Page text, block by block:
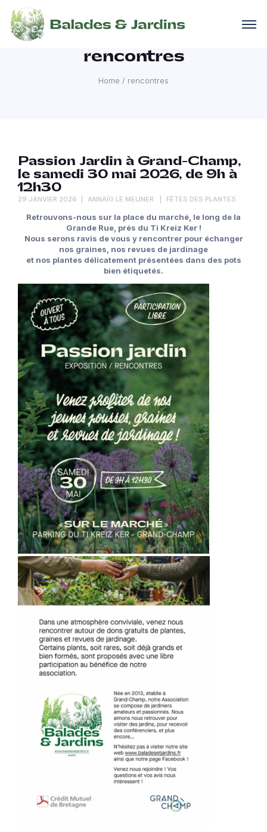
rencontres
Home / rencontres
Passion Jardin à Grand-Champ,
le samedi 30 mai 2026, de 9h à
12h30
29 JANVIER 2026 ANNAÏG LE MELINER FÊTES DES PLANTES
Retrouvons-nous sur la place du marché, le long de la
Grande Rue, près du Ti Kreiz Ker !
Nous serons ravis de vous y rencontrer pour échanger
nos graines, nos revues de jardinage
et nos plantes délicatement présentées dans des pots
bien étiquetés.